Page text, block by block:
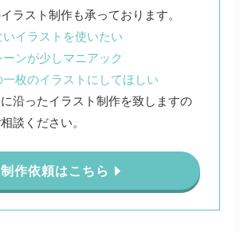
イラストを使いたい
ンが少しマニアック
枚のイラストにしてほしい
沿ったイラスト制作を致しますの
談ください。
制作依頼はこちら